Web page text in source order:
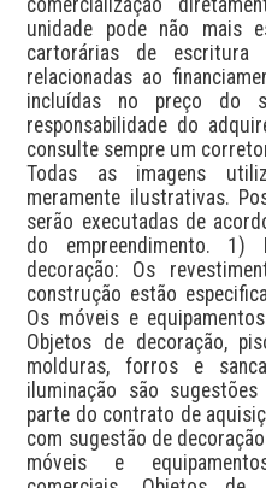
unidade pode não mais
cartorárias de
relacionadas ao
incluídas no preço do
responsabilidade do
consulte sempre um
Todas as imagens
meramente ilustrativas.
serão executadas de
do empreendimento.
decoração: Os
construção estão
Os móveis e
Objetos de decoração,
molduras, forros e
iluminação são
parte do contrato de
com sugestão de
móveis e